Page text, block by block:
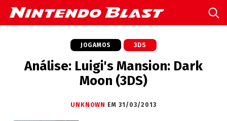
JOGAMOS 3DS
Análise: Luigi's Mansion: Dark
Moon (3DS)
UNKNOWN EM 31/03/2013